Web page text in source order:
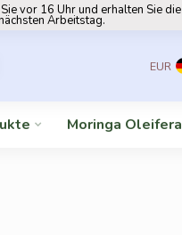
vor 16 Uhr und erhalten Sie die
Arbeitstag.
EUR
Moringa Oleifera